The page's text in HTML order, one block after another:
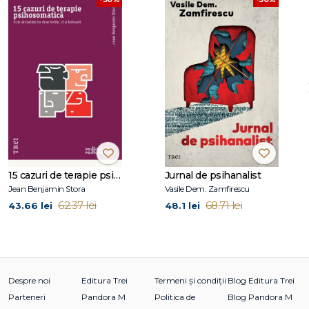
Christopher Bollas
Cuprins
Introducere
2. Borderline
3. Maniaco‑depresivul
Discuție cuSacha Bollas, doctor în psihologie
Mulțumiri
15 cazuri de terapie psihosomatică
Jean Benjamin Stora
43.66 lei 62.37 lei
Jurnal de psihanalist
Vasile Dem. Zamfirescu
48.1 lei 68.71 lei
Despre noi
Parteneri
Editura Trei
Pandora M
Termeni și condiții
Politica de
Blog Editura Trei
Blog Pandora M